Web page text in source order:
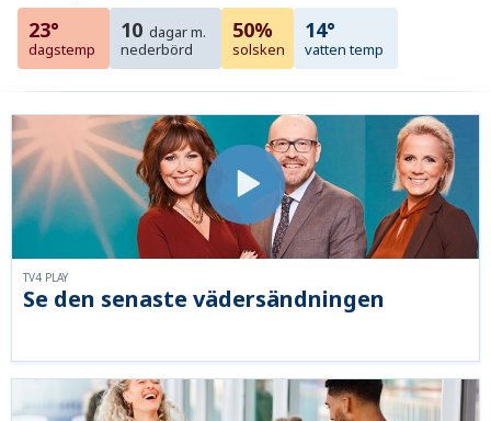
23°
dagstemp
10 dagar m.
nederbörd
50%
solsken
14°
vatten temp
Se den senaste vädersändningen
TV4 PLAY